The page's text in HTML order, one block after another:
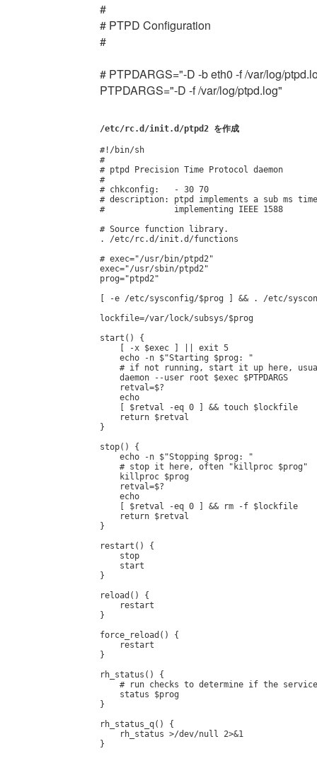
#
# PTPD Configuration
#
# PTPDARGS="-D -b eth0 -f /var/log/
PTPDARGS="-D -f /var/log/ptpd.log"
/etc/rc.d/init.d/ptpd2 を作成
#!/bin/sh
#
# ptpd Precision Time Protocol daemon
#
# chkconfig:   - 30 70
# description: ptpd implements a sub ms
#              implementing IEEE 1588
# Source function library.
. /etc/rc.d/init.d/functions
# exec="/usr/bin/ptpd2"
exec="/usr/sbin/ptpd2"
prog="ptpd2"
[ -e /etc/sysconfig/$prog ] && . /etc/
lockfile=/var/lock/subsys/$prog
start() {
    [ -x $exec ] || exit 5
    echo -n $"Starting $prog: "
# if not running, start it up here,
    daemon --user root $exec $PTPDARGS
    retval=$?
    echo
    [ $retval -eq 0 ] && touch $lockfile
    return $retval
}
stop() {
    echo -n $"Stopping $prog: "
    # stop it here, often "killproc $prog"
    killproc $prog
    retval=$?
    echo
    [ $retval -eq 0 ] && rm -f $lockfile
    return $retval
}
restart() {
    stop
    start
}
reload() {
    restart
}
force_reload() {
    restart
}
rh_status() {
# run checks to determine if the
    status $prog
}
rh_status_q() {
    rh_status >/dev/null 2>&1
}